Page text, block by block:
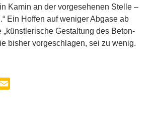
Kamin an der vorgesehenen Stelle –
Ein Hoffen auf weniger Abgase ab
„künstlerische Gestaltung des Beton-
bisher vorgeschlagen, sei zu wenig.